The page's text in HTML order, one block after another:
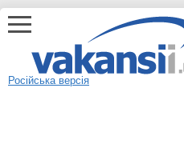
Російська версія